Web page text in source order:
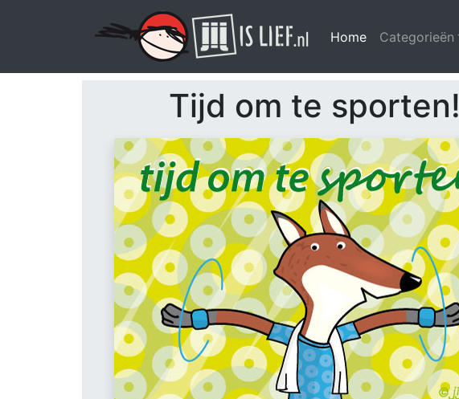
Home (huidige)
Categorieën
Tijd om te sporten!